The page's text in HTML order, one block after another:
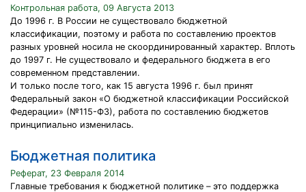
Контрольная работа, 09 Августа 2013
До 1996 г. В России не существовало бюджетной
классификации, поэтому и работа по составлению проектов
разных уровней носила не скоординированный характер. Вплоть
до 1997 г. Не существовало и федерального бюджета в его
современном представлении.
И только после того, как 15 августа 1996 г. был принят
Федеральный закон «О бюджетной классификации Российской
Федерации» (№115-ФЗ), работа по составлению бюджетов
принципиально изменилась.
Бюджетная политика
Реферат, 23 Февраля 2014
Главные требования к бюджетной политике – это поддержка